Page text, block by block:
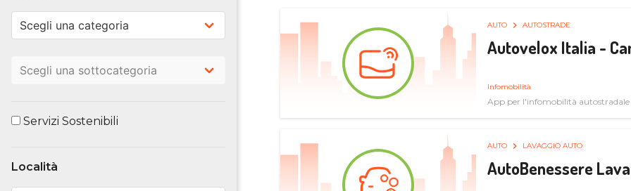
Servizi Sostenibili
Località
AUTO AUTOSTRADE
Autovelox Italia -
Infomobilità
App per l'infomobilità autostradale
AUTO LAVAGGIO AUTO
AutoBenessere